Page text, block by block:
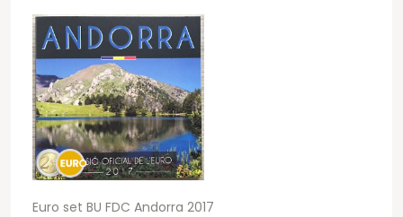
Euro set BU FDC Andorra 2017